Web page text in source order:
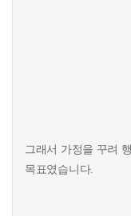
그래서 가정을 꾸려
목표였습니다.